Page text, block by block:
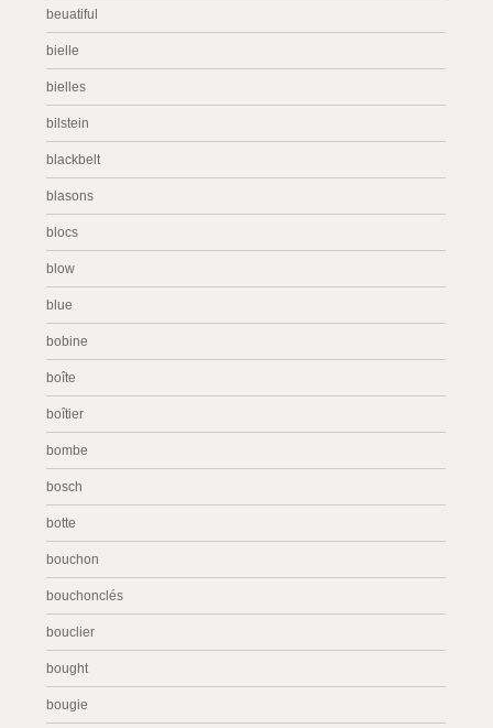
beuatiful
bielle
bielles
bilstein
blackbelt
blasons
blocs
blow
blue
bobine
boîte
boîtier
bombe
bosch
botte
bouchon
bouchonclés
bouclier
bought
bougie